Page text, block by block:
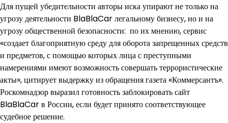
Для пущей убедительности авторы иска упирают не только на
угрозу деятельности BlaBlaCar легальному бизнесу, но и на
угрозу общественной безопасности: по их мнению, сервис
«создает благоприятную среду для оборота запрещенных средств
и предметов, с помощью которых лица с преступными
намерениями имеют возможность совершать террористические
акты», цитирует выдержку из обращения газета «Коммерсантъ».
Роскомнадзор выразил готовность заблокировать сайт
BlaBlaCar в России, если будет принято соответствующее
судебное решение.